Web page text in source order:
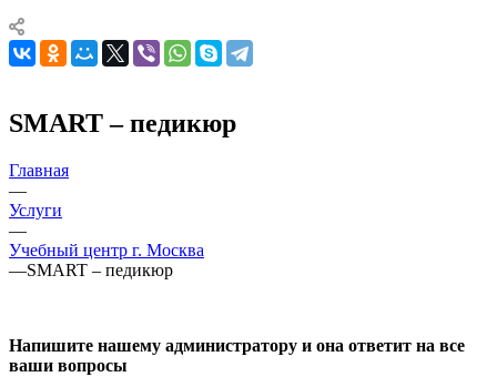
SMART – педикюр
Главная
—
Услуги
—
Учебный центр г. Москва
—SMART – педикюр
Напишите нашему администратору и она ответит на все
ваши вопросы